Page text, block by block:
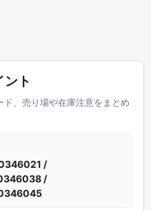
ント
、売り場や在庫注意をまとめ
/
/